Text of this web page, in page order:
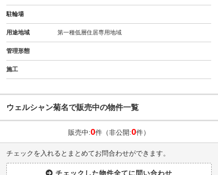
駐輪場
用途地域 第一種低層住居専用地域
管理形態
施工
ウェルシャン菊名で販売中の物件一覧
販売中:0件（非公開:0件）
チェックを入れるとまとめてお問合わせができます。